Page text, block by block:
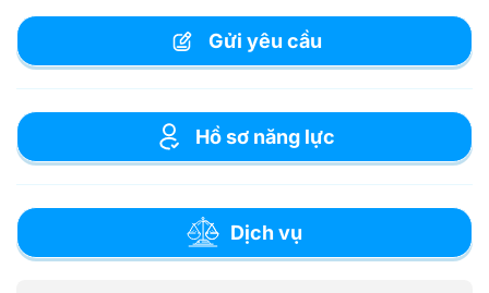
Gửi yêu cầu
Hồ sơ năng lực
Dịch vụ